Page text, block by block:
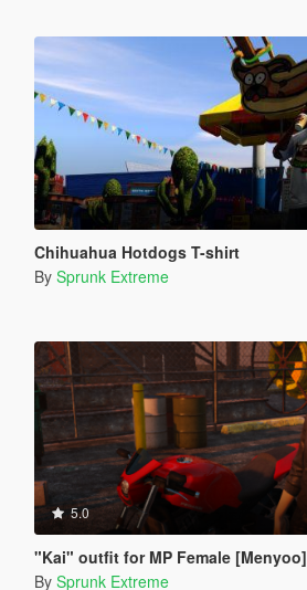
Chihuahua Hotdogs T-shirt
By Sprunk Extreme
5.0
"Kai" outfit for MP Female [Menyoo]
By Sprunk Extreme